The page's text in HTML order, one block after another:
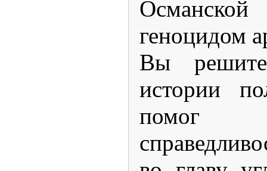
геноцидом
Вы
истории
помог